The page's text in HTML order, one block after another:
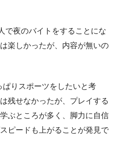
で夜のバイトをすることにな
楽しかったが、内容が無いの
りスポーツをしたいと考
残せなかったが、プレイする
ぶところが多く、脚力に自信
ピードも上がることが発見で